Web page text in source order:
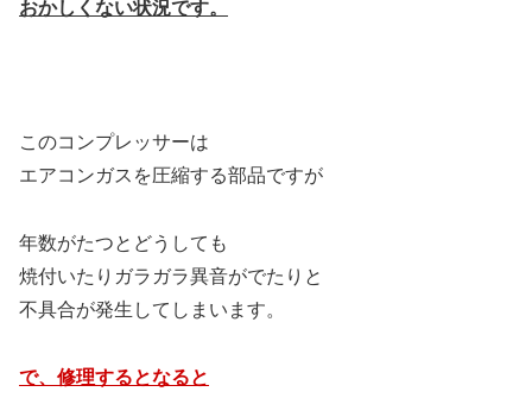
おかしくない状況です。
このコンプレッサーは
エアコンガスを圧縮する部品ですが
年数がたつとどうしても
焼付いたりガラガラ異音がでたりと
不具合が発生してしまいます。
で、修理するとなると